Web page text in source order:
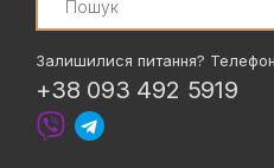
Залишилися питання?
+38 093 492 5919